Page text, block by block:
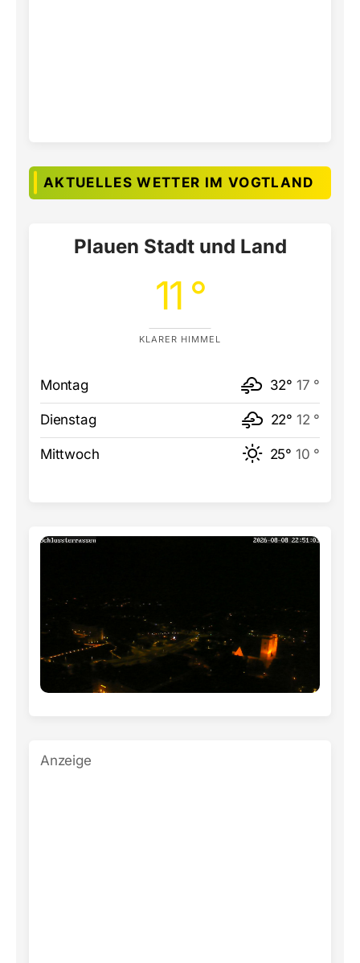
AKTUELLES WETTER IM VOGTLAND
Plauen Stadt und Land
11 °
KLARER HIMMEL
Montag 32° 17 °
Dienstag 22° 12 °
Mittwoch 25° 10 °
Anzeige